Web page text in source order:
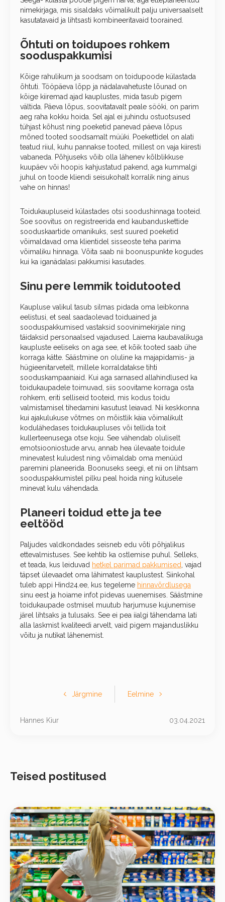
nimekirjaga, mis sisaldaks võimalikult palju universaalselt
kasutatavaid ja lihtsasti kombineeritavaid toorained.
Õhtuti on toidupoes rohkem
sooduspakkumisi
Kõige rahulikum ja soodsam on toidupoode külastada
õhtuti. Tööpäeva lõpp ja nädalavahetuste lõunad on
kõige kiiremad ajad kauplustes, mida tasub pigem
vältida. Päeva lõpus, soovitatavalt peale sööki, on parim
aeg raha kokku hoida. Sel ajal ei juhindu ostuotsused
tühjast kõhust ning poeketid panevad päeva lõpus
mõned tooted soodsamalt müüki. Poekettidel on alati
teatud riiul, kuhu pannakse tooted, millest on vaja kiiresti
vabaneda. Põhjuseks võib olla lähenev kõlblikkuse
kuupäev või hoopis kahjustatud pakend, aga kummalgi
juhul on toode kliendi seisukohalt korralik ning ainus
vahe on hinnas!
Toidukaupluseid külastades otsi soodushinnaga tooteid.
Soe soovitus on registreerida end kaubanduskettide
sooduskaartide omanikuks, sest suured poeketid
võimaldavad oma klientidel sisseoste teha parima
võimaliku hinnaga. Võita saab nii boonuspunkte kogudes
kui ka iganädalasi pakkumisi kasutades.
Sinu pere lemmik toidutooted
Kaupluse valikul tasub silmas pidada oma leibkonna
eelistusi, et seal saadaolevad toiduained ja
sooduspakkumised vastaksid soovinimekirjale ning
täidaksid personaalsed vajadused. Laiema kaubavalikuga
kaupluste eeliseks on aga see, et kõik tooted saab ühe
korraga kätte. Säästmine on oluline ka majapidamis- ja
hügieenitarvetelt, millele korraldatakse tihti
sooduskampaaniaid. Kui aga sarnased allahindlused ka
toidukaupadele toimuvad, siis soovitame korraga osta
rohkem, eriti selliseid tooteid, mis kodus toidu
valmistamisel tihedamini kasutust leiavad. Nii keskkonna
kui ajakulukuse võtmes on mõistlik käia võimalikult
kodulähedases toidukaupluses või tellida toit
kullerteenusega otse koju. See vähendab oluliselt
emotsiooniostude arvu, annab hea ülevaate toidule
minevatest kuludest ning võimaldab oma menüüd
paremini planeerida. Boonuseks seegi, et nii on lihtsam
sooduspakkumistel pilku peal hoida ning kütusele
minevat kulu vähendada.
Planeeri toidud ette ja tee
eeltööd
Paljudes valdkondades seisneb edu võti põhjalikus
ettevalmistuses. See kehtib ka ostlemise puhul. Selleks,
et teada, kus leiduvad hetkel parimad pakkumised , vajad
täpset ülevaadet oma lähimatest kauplustest. Siinkohal
tuleb appi Hind24.ee, kus tegeleme hinnavõrdlusega
sinu eest ja hoiame infot pidevas uuenemises. Säästmine
toidukaupade ostmisel muutub harjumuse kujunemise
järel lihtsaks ja tulusaks. See ei pea iialgi tähendama lati
alla laskmist kvaliteedi arvelt, vaid pigem majanduslikku
võitu ja nutikat lähenemist.
Hannes Kiur
Järgmine Eelmine
03.04.2021
Teised postitused